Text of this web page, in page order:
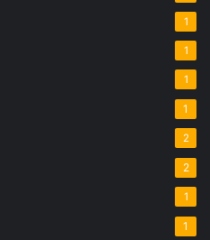
1
1
1
1
2
2
1
1